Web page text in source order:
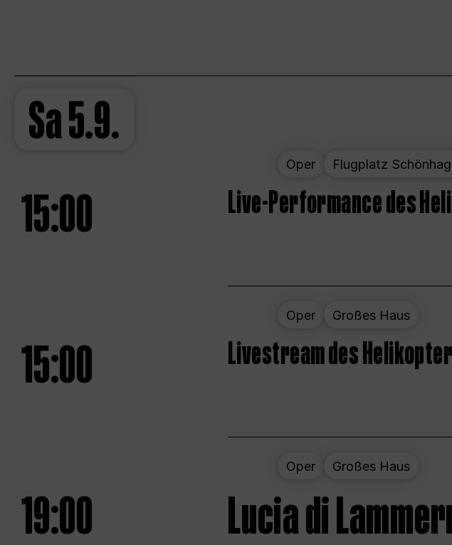
Sa5.9.
Oper Flugplatz
15:00 Live-Performance des
Oper Großes Haus
15:00 Livestream des
Oper Großes Haus
19:00 Lucia di